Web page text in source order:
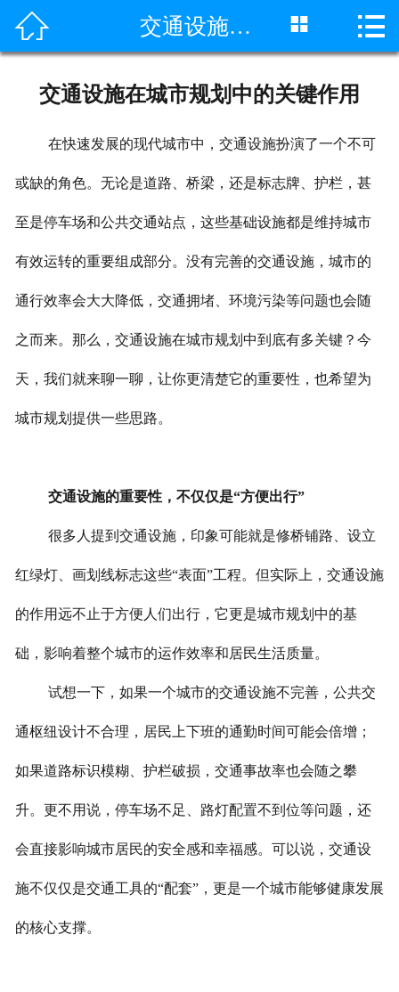
网站首页
视频中心
联系我们
 交通设施在城市规划中的关键作用  
交通设施在城市规划中的关键作用
在快速发展的现代城市中，交通设施扮演了一个不可
或缺的角色。无论是道路、桥梁，还是标志牌、护栏，甚
至是停车场和公共交通站点，这些基础设施都是维持城市
有效运转的重要组成部分。没有完善的交通设施，城市的
通行效率会大大降低，交通拥堵、环境污染等问题也会随
之而来。那么，交通设施在城市规划中到底有多关键？今
天，我们就来聊一聊，让你更清楚它的重要性，也希望为
城市规划提供一些思路。
交通设施的重要性，不仅仅是“方便出行”
很多人提到交通设施，印象可能就是修桥铺路、设立
红绿灯、画划线标志这些“表面”工程。但实际上，交通设施
的作用远不止于方便人们出行，它更是城市规划中的基
础，影响着整个城市的运作效率和居民生活质量。
试想一下，如果一个城市的交通设施不完善，公共交
通枢纽设计不合理，居民上下班的通勤时间可能会倍增；
如果道路标识模糊、护栏破损，交通事故率也会随之攀
升。更不用说，停车场不足、路灯配置不到位等问题，还
会直接影响城市居民的安全感和幸福感。可以说，交通设
施不仅仅是交通工具的“配套”，更是一个城市能够健康发展
的核心支撑。